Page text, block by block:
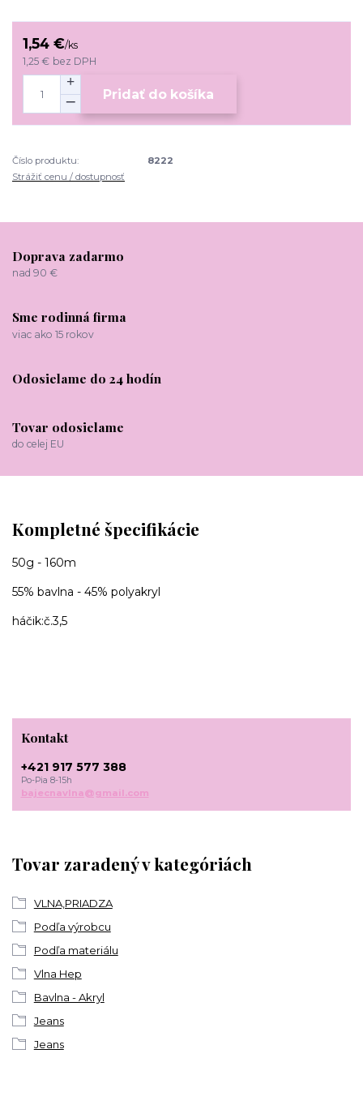
1,54 €/ks
1,25 € bez DPH
Pridať do košíka
Číslo produktu:
8222
Strážiť cenu / dostupnosť
Doprava zadarmo
nad 90 €
Sme rodinná firma
viac ako 15 rokov
Odosielame do 24 hodín
Tovar odosielame
do celej EU
Kompletné špecifikácie
50g - 160m
55% bavlna - 45% polyakryl
háčik:č.3,5
Tovar zaradený v kategóriách
VLNA,PRIADZA
Podľa výrobcu
Podľa materiálu
Vlna Hep
Bavlna - Akryl
Jeans
Jeans
Kontakt
+421 917 577 388
Po-Pia 8-15h
bajecnavlna@gmail.com